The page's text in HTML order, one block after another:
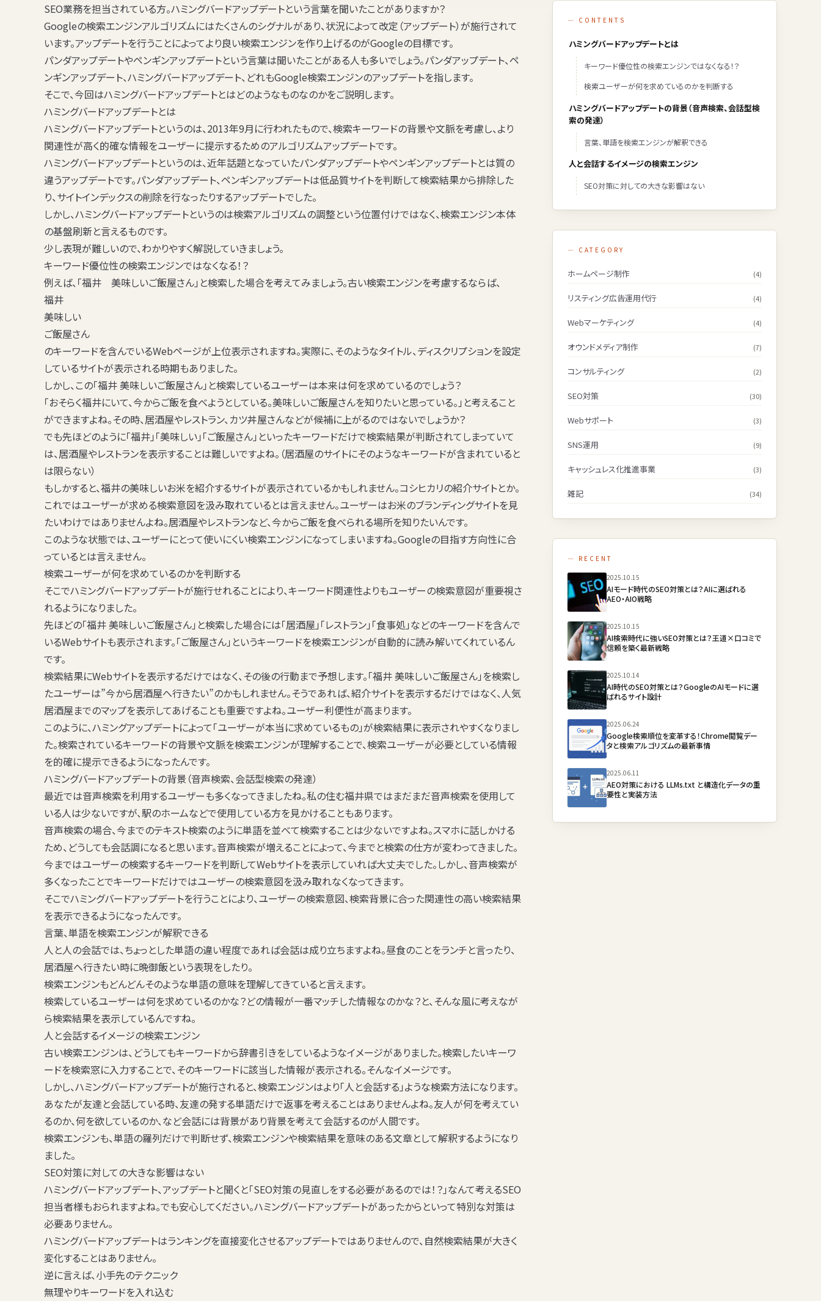
SEO業務を担当されている方。ハミングバードアップデートという言葉を聞いたことがありますか？
Googleの検索エンジンアルゴリズムにはたくさんのシグナルがあり、状況によって改定（アップデート）が施行されて
います。アップデートを行うことによってより良い検索エンジンを作り上げるのがGoogleの目標です。
パンダアップデートやペンギンアップデートという言葉は聞いたことがある人も多いでしょう。パンダアップデート、ペ
ンギンアップデート、ハミングバードアップデート、どれもGoogle検索エンジンのアップデートを指します。
そこで、今回はハミングバードアップデートとはどのようなものなのかをご説明します。
ハミングバードアップデートとは
ハミングバードアップデートというのは、2013年9月に行われたもので、検索キーワードの背景や文脈を考慮し、より
関連性が高く的確な情報をユーザーに提示するためのアルゴリズムアップデートです。
ハミングバードアップデートというのは、近年話題となっていたパンダアップデートやペンギンアップデートとは質の
違うアップデートです。パンダアップデート、ペンギンアップデートは低品質サイトを判断して検索結果から排除した
り、サイトインデックスの削除を行なったりするアップデートでした。
しかし、ハミングバードアップデートというのは検索アルゴリズムの調整という位置付けではなく、検索エンジン本体
の基盤刷新と言えるものです。
少し表現が難しいので、わかりやすく解説していきましょう。
キーワード優位性の検索エンジンではなくなる！？
例えば、「福井 美味しいご飯屋さん」と検索した場合を考えてみましょう。古い検索エンジンを考慮するならば、
福井
美味しい
ご飯屋さん
のキーワードを含んでいるWebページが上位表示されますね。実際に、そのようなタイトル、ディスクリプションを設定
しているサイトが表示される時期もありました。
しかし、この「福井 美味しいご飯屋さん」と検索しているユーザーは本来は何を求めているのでしょう？
「おそらく福井にいて、今からご飯を食べようとしている。美味しいご飯屋さんを知りたいと思っている。」と考えること
ができますよね。その時、居酒屋やレストラン、カツ丼屋さんなどが候補に上がるのではないでしょうか？
でも先ほどのように「福井」「美味しい」「ご飯屋さん」といったキーワードだけで検索結果が判断されてしまっていて
は、居酒屋やレストランを表示することは難しいですよね。（居酒屋のサイトにそのようなキーワードが含まれていると
は限らない）
もしかすると、福井の美味しいお米を紹介するサイトが表示されているかもしれません。コシヒカリの紹介サイトとか。
これではユーザーが求める検索意図を汲み取れているとは言えません。ユーザーはお米のブランディングサイトを見
たいわけではありませんよね。居酒屋やレストランなど、今からご飯を食べられる場所を知りたいんです。
このような状態では、ユーザーにとって使いにくい検索エンジンになってしまいますね。Googleの目指す方向性に合
っているとは言えません。
検索ユーザーが何を求めているのかを判断する
そこでハミングバードアップデートが施行せれることにより、キーワード関連性よりもユーザーの検索意図が重要視さ
れるようになりました。
先ほどの「福井 美味しいご飯屋さん」と検索した場合には「居酒屋」「レストラン」「食事処」などのキーワードを含んで
いるWebサイトも表示されます。「ご飯屋さん」というキーワードを検索エンジンが自動的に読み解いてくれているん
です。
検索結果にWebサイトを表示するだけではなく、その後の行動まで予想します。「福井 美味しいご飯屋さん」を検索し
たユーザーは”今から居酒屋へ行きたい”のかもしれません。そうであれば、紹介サイトを表示するだけではなく、人気
居酒屋までのマップを表示してあげることも重要ですよね。ユーザー利便性が高まります。
このように、ハミングアップデートによって「ユーザーが本当に求めているもの」が検索結果に表示されやすくなりまし
た。検索されているキーワードの背景や文脈を検索エンジンが理解することで、検索ユーザーが必要としている情報
を的確に提示できるようになったんです。
ハミングバードアップデートの背景（音声検索、会話型検索の発達）
最近では音声検索を利用するユーザーも多くなってきましたね。私の住む福井県ではまだまだ音声検索を使用して
いる人は少ないですが、駅のホームなどで使用している方を見かけることもあります。
音声検索の場合、今までのテキスト検索のように単語を並べて検索することは少ないですよね。スマホに話しかける
ため、どうしても会話調になると思います。音声検索が増えることによって、今までと検索の仕方が変わってきました。
今まではユーザーの検索するキーワードを判断してWebサイトを表示していれば大丈夫でした。しかし、音声検索が
多くなったことでキーワードだけではユーザーの検索意図を汲み取れなくなってきます。
そこでハミングバードアップデートを行うことにより、ユーザーの検索意図、検索背景に合った関連性の高い検索結果
を表示できるようになったんです。
言葉、単語を検索エンジンが解釈できる
人と人の会話では、ちょっとした単語の違い程度であれば会話は成り立ちますよね。昼食のことをランチと言ったり、
居酒屋へ行きたい時に晩御飯という表現をしたり。
検索エンジンもどんどんそのような単語の意味を理解してきていると言えます。
検索しているユーザーは何を求めているのかな？どの情報が一番マッチした情報なのかな？と、そんな風に考えなが
ら検索結果を表示しているんですね。
人と会話するイメージの検索エンジン
古い検索エンジンは、どうしてもキーワードから辞書引きをしているようなイメージがありました。検索したいキーワ
ードを検索窓に入力することで、そのキーワードに該当した情報が表示される。そんなイメージです。
しかし、ハミングバードアップデートが施行されると、検索エンジンはより「人と会話する」ような検索方法になります。
あなたが友達と会話している時、友達の発する単語だけで返事を考えることはありませんよね。友人が何を考えてい
るのか、何を欲しているのか、など会話には背景があり背景を考えて会話するのが人間です。
検索エンジンも、単語の羅列だけで判断せず、検索エンジンや検索結果を意味のある文章として解釈するようになり
ました。
SEO対策に対しての大きな影響はない
ハミングバードアップデート、アップデートと聞くと「SEO対策の見直しをする必要があるのでは！？」なんて考えるSEO
担当者様もおられますよね。でも安心してください。ハミングバードアップデートがあったからといって特別な対策は
必要ありません。
ハミングバードアップデートはランキングを直接変化させるアップデートではありませんので、自然検索結果が大きく
変化することはありません。
逆に言えば、小手先のテクニック
無理やりキーワードを入れ込む
— CONTENTS
ハミングバードアップデートとは
キーワード優位性の検索エンジンではなくなる！？
検索ユーザーが何を求めているのかを判断する
ハミングバードアップデートの背景（音声検索、会話型検
索の発達）
言葉、単語を検索エンジンが解釈できる
人と会話するイメージの検索エンジン
SEO対策に対しての大きな影響はない
— CATEGORY
ホームページ制作 (4)
リスティング広告運用代行 (4)
Webマーケティング (4)
オウンドメディア制作 (7)
コンサルティング (2)
SEO対策 (30)
Webサポート (3)
SNS運用 (9)
キャッシュレス化推進事業 (3)
雑記 (34)
— RECENT
2025.10.15
AIモード時代のSEO対策とは？AIに選ばれる
AEO・AIO戦略
2025.10.15
AI検索時代に強いSEO対策とは？王道×口コミで
信頼を築く最新戦略
2025.10.14
AI時代のSEO対策とは？GoogleのAIモードに選
ばれるサイト設計
2025.06.24
Google検索順位を変革する！Chrome閲覧デー
タと検索アルゴリズムの最新事情
2025.06.11
AEO対策における LLMs.txt と構造化データの重
要性と実装方法